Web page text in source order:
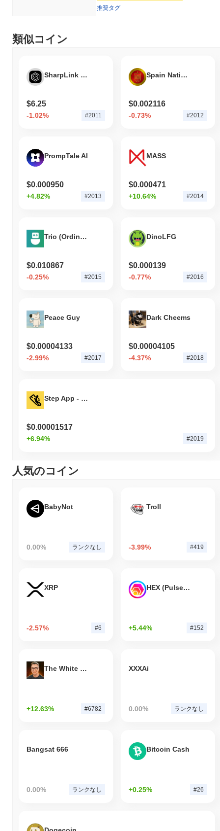
推奨タグ
類似コイン
SharpLink Gaming, Inc Tokenized Stock (Ondo)
$6.25
-1.02% #2011
Spain National Fan Token
$0.002116
-0.73% #2012
PrompTale AI
$0.000950
+4.82% #2013
MASS
$0.000471
+10.64% #2014
Trio (Ordinals)
$0.010867
-0.25% #2015
DinoLFG
$0.000139
-0.77% #2016
Peace Guy
$0.00004133
-2.99% #2017
Dark Cheems
$0.00004105
-4.37% #2018
Step App - FITFI
$0.00001517
+6.94% #2019
人気のコイン
BabyNot
0.00% ランクなし
Troll
-3.99% #419
XRP
-2.57% #6
HEX (Pulsechain)
+5.44% #152
The White Bull
+12.63% #6782
XXXAi
0.00% ランクなし
Bangsat 666
0.00% ランクなし
Bitcoin Cash
+0.25% #26